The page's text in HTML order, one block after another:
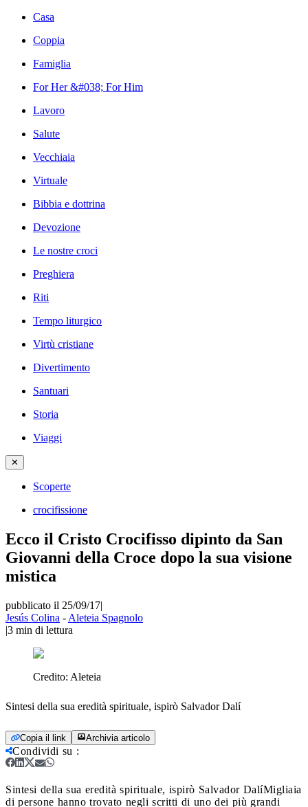
Casa
Coppia
Famiglia
For Her &#038; For Him
Lavoro
Salute
Vecchiaia
Virtuale
Bibbia e dottrina
Devozione
Le nostre croci
Preghiera
Riti
Tempo liturgico
Virtù cristiane
Divertimento
Santuari
Storia
Viaggi
✕
Scoperte
crocifissione
Ecco il Cristo Crocifisso dipinto da San
Giovanni della Croce dopo la sua visione
mistica
pubblicato il 25/09/17|
Jesús Colina - Aleteia Spagnolo
|3 min di lettura
Credito: Aleteia
Sintesi della sua eredità spirituale, ispirò Salvador Dalí
Copia il link Archivia articolo
Condividi su :
Sintesi della sua eredità spirituale, ispirò Salvador DalíMigliaia
di persone hanno trovato negli scritti di uno dei più grandi